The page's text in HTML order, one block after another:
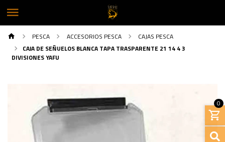
0
PESCA ACCESORIOS PESCA
CAJAS PESCA
CAJA DE SEÑUELOS BLANCA TAPA TRASPARENTE 21 14 4 3
DIVISIONES YAFU